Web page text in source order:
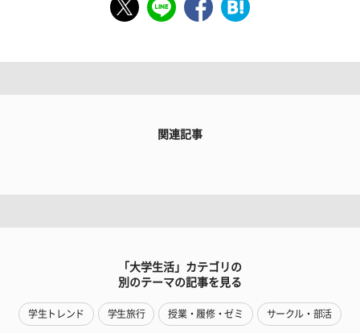
関連記事
「大学生活」カテゴリの
別のテーマの記事を見る
学生トレンド 学生旅行 授業・履修・ゼミ サークル・部活